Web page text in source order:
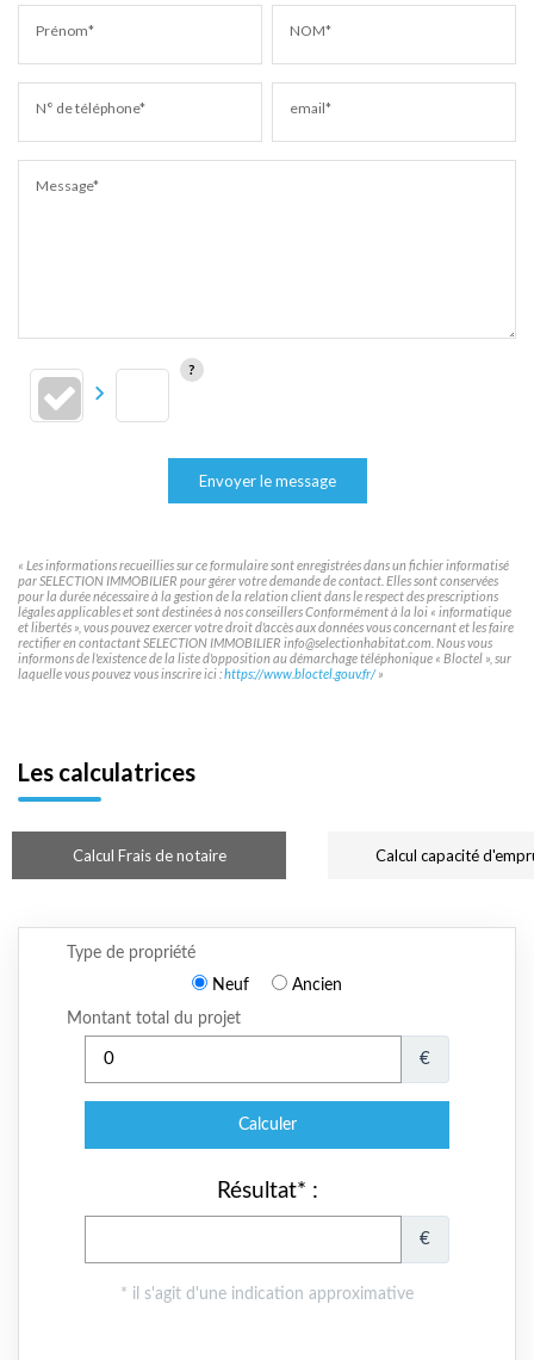
Prénom* NOM*
N° de téléphone* email*
Message*
Envoyer le message
« Les informations recueillies sur ce formulaire sont enregistrées dans un fichier informatisé
par SELECTION IMMOBILIER pour gérer votre demande de contact. Elles sont conservées
pour la durée nécessaire à la gestion de la relation client dans le respect des prescriptions
légales applicables et sont destinées à nos conseillers Conformément à la loi « informatique
et libertés », vous pouvez exercer votre droit d'accès aux données vous concernant et les faire
rectifier en contactant SELECTION IMMOBILIER info@selectionhabitat.com. Nous vous
informons de l'existence de la liste d'opposition au démarchage téléphonique « Bloctel », sur
laquelle vous pouvez vous inscrire ici :https://www.bloctel.gouv.fr/»
Les calculatrices
Calcul Frais de notaire Calcul capacité